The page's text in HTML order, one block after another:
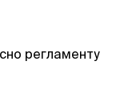
регламенту